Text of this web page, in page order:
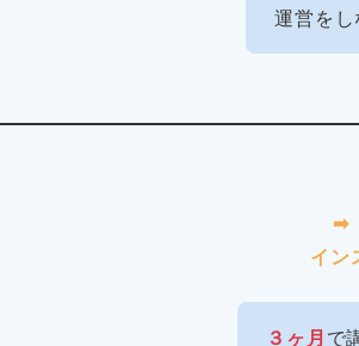
運営をし
＊成果を
➡︎
イン
３ヶ月 で